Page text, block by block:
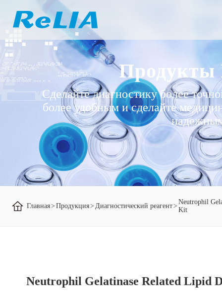
Продукты
Сделайте диагностику более
более удобным и сделайте
Главная> Продукция> Диагностический реагент>
Neutrophil
Kit
Neutrophil Gelatinase Related Lipid